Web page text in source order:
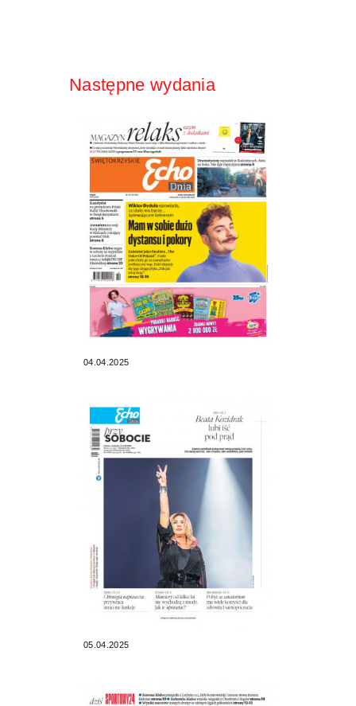
Następne wydania
04.04.2025
05.04.2025